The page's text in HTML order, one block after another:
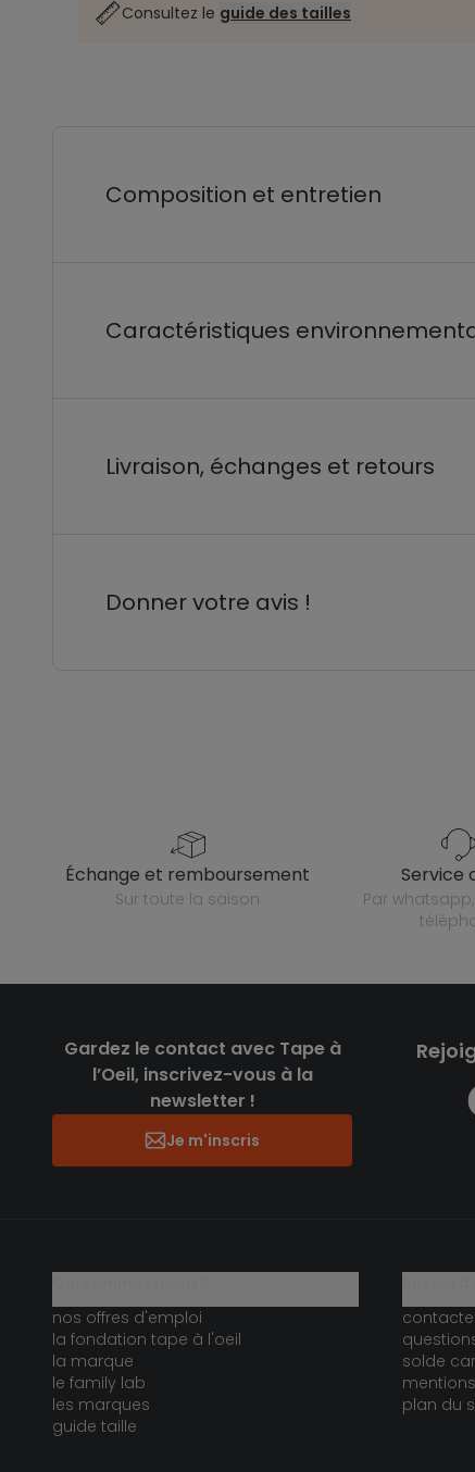
Consultez le guide des tailles
Composition et entretien
Caractéristiques
Livraison, échanges et retours
Donner votre avis !
échange et remboursement
sur toute la saison
service
par whatsapp, e-mail ou
Gardez le contact avec Tape à
l’Oeil, inscrivez-vous à la
newsletter !
Je m'inscris
nos offres d'emploi
la fondation tape à l'oeil
la marque
le family lab
les marques
guide taille
solde
plan du